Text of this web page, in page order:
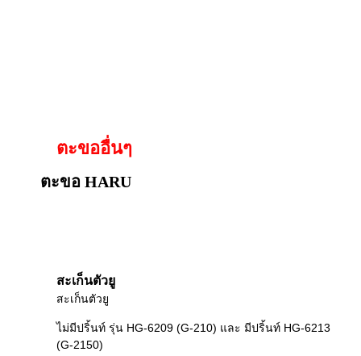
ตะขออื่นๆ
ตะขอ HARU
สะเก็นตัวยู
สะเก็นตัวยู
ไม่มีปริ้นท์ รุ่น HG-6209 (G-210) และ มีปริ้นท์ HG-6213
(G-2150)